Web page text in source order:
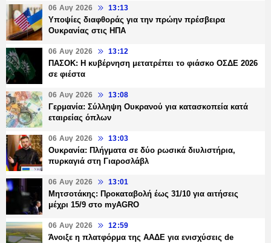
06 Αυγ 2026 13:13
Υποψίες διαφθοράς για την πρώην πρέσβειρα
Ουκρανίας στις ΗΠΑ
06 Αυγ 2026 13:12
ΠΑΣΟΚ: Η κυβέρνηση μετατρέπει το φιάσκο ΟΣΔΕ 2026
σε φιέστα
06 Αυγ 2026 13:08
Γερμανία: Σύλληψη Ουκρανού για κατασκοπεία κατά
εταιρείας όπλων
06 Αυγ 2026 13:03
Ουκρανία: Πλήγματα σε δύο ρωσικά διυλιστήρια,
πυρκαγιά στη Γιαροσλάβλ
06 Αυγ 2026 13:01
Μητσοτάκης: Προκαταβολή έως 31/10 για αιτήσεις
μέχρι 15/9 στο myAGRO
06 Αυγ 2026 12:59
Άνοιξε η πλατφόρμα της ΑΑΔΕ για ενισχύσεις de